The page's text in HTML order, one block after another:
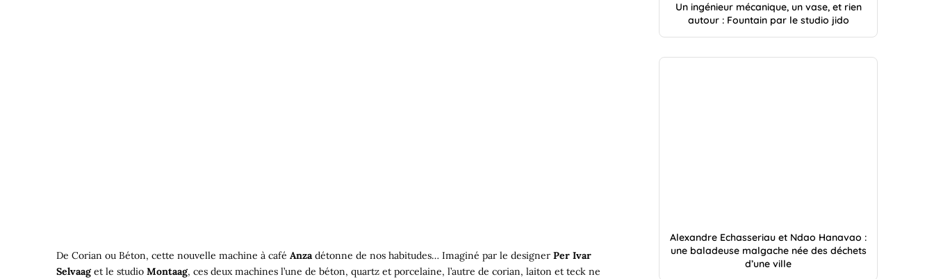
De Corian ou Béton, cette nouvelle machine à café Anzadétonne de nos habitudes… Imaginé par le designer Per Ivar
Selvaaget le studio Montaag, ces deux machines l’une de béton, quartz et porcelaine, l’autre de corian, laiton et teck ne
Un ingénieur mécanique, un vase, et rien
autour : Fountain par le studio jido
Alexandre Echasseriau et Ndao Hanavao :
une baladeuse malgache née des déchets
d’une ville